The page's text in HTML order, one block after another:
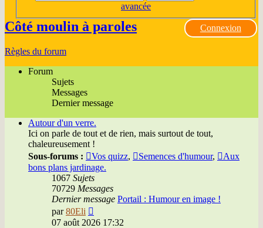
avancée
Connexion
Côté moulin à paroles
Règles du forum
Forum
Sujets
Messages
Dernier message
Autour d'un verre.
Ici on parle de tout et de rien, mais surtout de tout,
chaleureusement !
Sous-forums :
Vos quizz, Semences d'humour,
Aux
bons plans jardinage.
1067 Sujets
70729 Messages
Dernier message Portail : Humour en image !
par80Eli
le
07 août 2026 17:32